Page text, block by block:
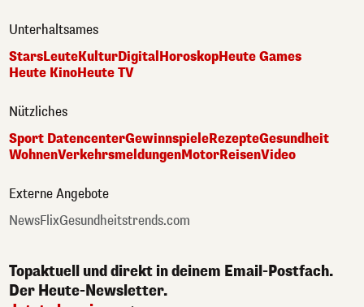
Unterhaltsames
StarsLeuteKulturDigital HoroskopHeute Games
Heute KinoHeute TV
Nützliches
Sport DatencenterGewinnspieleRezepteGesundheit
WohnenVerkehrsmeldungenMotorReisenVideo
Externe Angebote
NewsFlixGesundheitstrends.com
Topaktuell und direkt in deinem Email-Postfach.
Der Heute-Newsletter.